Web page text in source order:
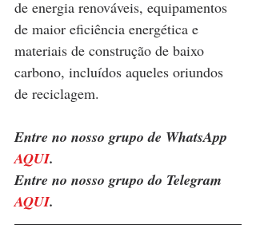
de energia renováveis, equipamentos
de maior eficiência energética e
materiais de construção de baixo
carbono, incluídos aqueles oriundos
de reciclagem.
Entre no nosso grupo de WhatsApp
AQUI.
Entre no nosso grupo do Telegram
AQUI.